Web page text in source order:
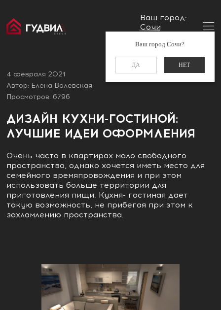
Ваш город:
Сочи
Ваш город Сочи?
ДА НЕТ
Заказать звонок
4 февраля 2021
Автор: Елена Валевская
Просмотров: 6796
ДИЗАЙН КУХНИ-ГОСТИНОЙ:
ЛУЧШИЕ ИДЕИ ОФОРМЛЕНИЯ
Очень часто в квартирах мало свободного
пространства, однако хочется иметь место для
семейного времяпровождения и при этом
использовать больше территории для
приготовления пищи. Кухня- гостиная дает
такую возможность, не прибегая при этом к
захламлению пространства.